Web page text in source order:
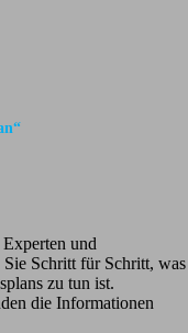
und
Schritt für Schritt, was
zu tun ist.
die Informationen